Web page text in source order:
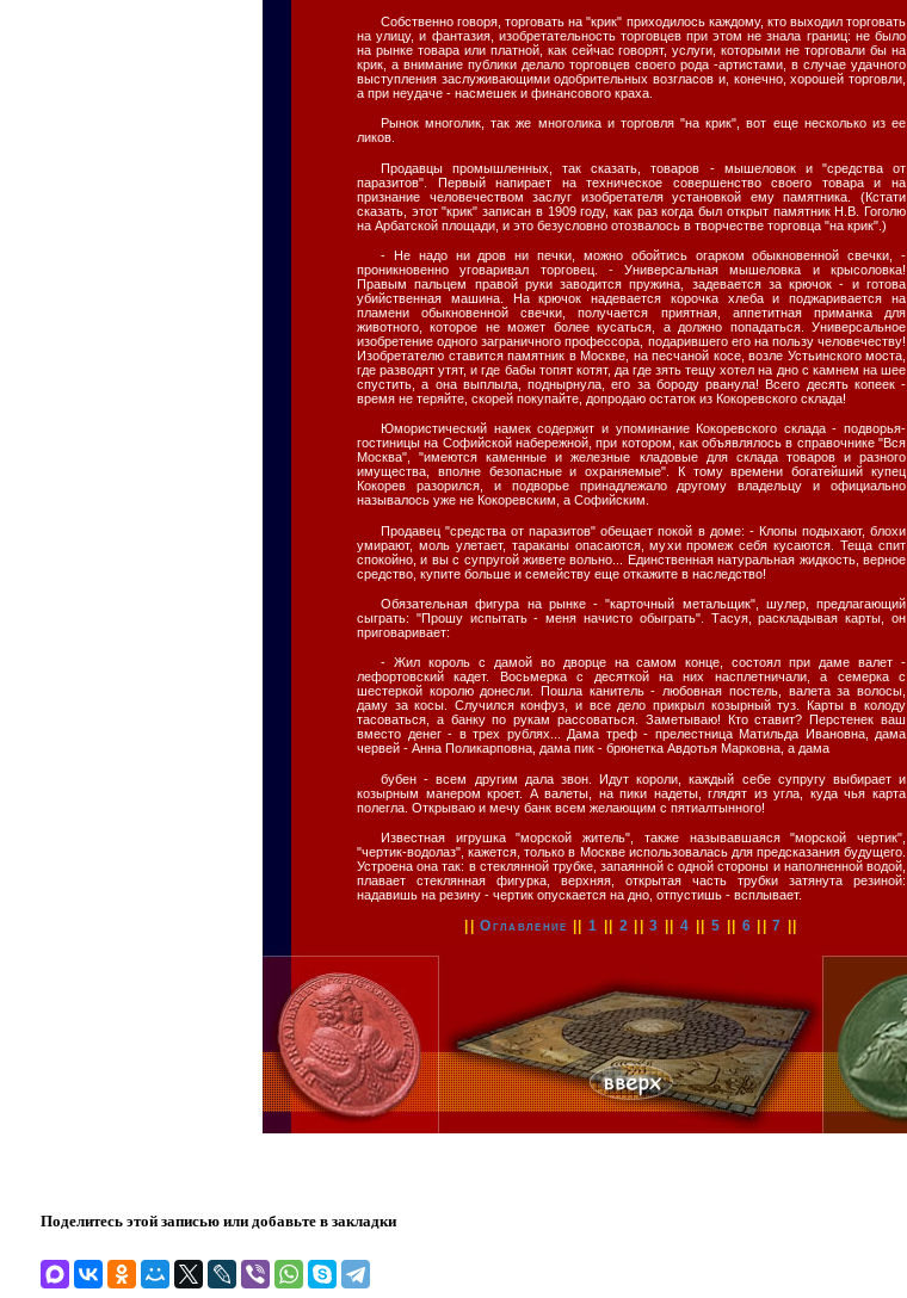
Собственно говоря, торговать на "крик" приходилось каждому, кто выходил торговать
на улицу, и фантазия, изобретательность торговцев при этом не знала границ: не было
на рынке товара или платной, как сейчас говорят, услуги, которыми не торговали бы на
крик, а внимание публики делало торговцев своего рода -артистами, в случае удачного
выступления заслуживающими одобрительных возгласов и, конечно, хорошей торговли,
а при неудаче - насмешек и финансового краха.
Рынок многолик, так же многолика и торговля "на крик", вот еще несколько из ее
ликов.
Продавцы промышленных, так сказать, товаров - мышеловок и "средства от
паразитов". Первый напирает на техническое совершенство своего товара и на
признание человечеством заслуг изобретателя установкой ему памятника. (Кстати
сказать, этот "крик" записан в 1909 году, как раз когда был открыт памятник Н.В. Гоголю
на Арбатской площади, и это безусловно отозвалось в творчестве торговца "на крик".)
- Не надо ни дров ни печки, можно обойтись огарком обыкновенной свечки, -
проникновенно уговаривал торговец. - Универсальная мышеловка и крысоловка!
Правым пальцем правой руки заводится пружина, задевается за крючок - и готова
убийственная машина. На крючок надевается корочка хлеба и поджаривается на
пламени обыкновенной свечки, получается приятная, аппетитная приманка для
животного, которое не может более кусаться, а должно попадаться. Универсальное
изобретение одного заграничного профессора, подарившего его на пользу человечеству!
Изобретателю ставится памятник в Москве, на песчаной косе, возле Устьинского моста,
где разводят утят, и где бабы топят котят, да где зять тещу хотел на дно с камнем на шее
спустить, а она выплыла, поднырнула, его за бороду рванула! Всего десять копеек -
время не теряйте, скорей покупайте, допродаю остаток из Кокоревского склада!
Юмористический намек содержит и упоминание Кокоревского склада - подворья-
гостиницы на Софийской набережной, при котором, как объявлялось в справочнике "Вся
Москва", "имеются каменные и железные кладовые для склада товаров и разного
имущества, вполне безопасные и охраняемые". К тому времени богатейший купец
Кокорев разорился, и подворье принадлежало другому владельцу и официально
называлось уже не Кокоревским, а Софийским.
Продавец "средства от паразитов" обещает покой в доме: - Клопы подыхают, блохи
умирают, моль улетает, тараканы опасаются, мухи промеж себя кусаются. Теща спит
спокойно, и вы с супругой живете вольно... Единственная натуральная жидкость, верное
средство, купите больше и семейству еще откажите в наследство!
Обязательная фигура на рынке - "карточный метальщик", шулер, предлагающий
сыграть: "Прошу испытать - меня начисто обыграть". Тасуя, раскладывая карты, он
приговаривает:
- Жил король с дамой во дворце на самом конце, состоял при даме валет -
лефортовский кадет. Восьмерка с десяткой на них насплетничали, а семерка с
шестеркой королю донесли. Пошла канитель - любовная постель, валета за волосы,
даму за косы. Случился конфуз, и все дело прикрыл козырный туз. Карты в колоду
тасоваться, а банку по рукам рассоваться. Заметываю! Кто ставит? Перстенек ваш
вместо денег - в трех рублях... Дама треф - прелестница Матильда Ивановна, дама
червей - Анна Поликарповна, дама пик - брюнетка Авдотья Марковна, а дама
бубен - всем другим дала звон. Идут короли, каждый себе супругу выбирает и
козырным манером кроет. А валеты, на пики надеты, глядят из угла, куда чья карта
полегла. Открываю и мечу банк всем желающим с пятиалтынного!
Известная игрушка "морской житель", также называвшаяся "морской чертик",
"чертик-водолаз", кажется, только в Москве использовалась для предсказания будущего.
Устроена она так: в стеклянной трубке, запаянной с одной стороны и наполненной водой,
плавает стеклянная фигурка, верхняя, открытая часть трубки затянута резиной:
надавишь на резину - чертик опускается на дно, отпустишь - всплывает.
||Оглавление ||1 2 ||3 ||4 5 6 ||7
Поделитесь этой записью или добавьте в закладки